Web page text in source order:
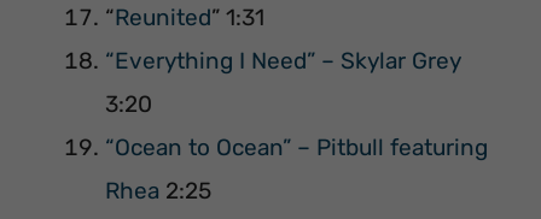
“Reunited” 1:31
“Everything I Need” – Skylar Grey
3:20
“Ocean to Ocean” – Pitbull featuring
Rhea 2:25